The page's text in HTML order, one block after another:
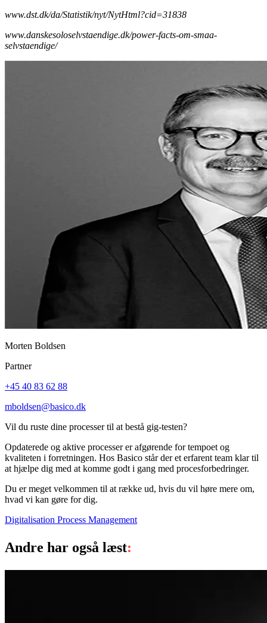
www.dst.dk/da/Statistik/nyt/NytHtml?cid=31838
www.danskesoloselvstaendige.dk/power-facts-om-smaa-
selvstaendige/
Morten Boldsen
Partner
+45 40 83 62 88
mboldsen@basico.dk
Vil du ruste dine processer til at bestå gig-testen?
Opdaterede og aktive processer er af­gørende for tempoet og
kvaliteten i forretningen. Hos Basico står der et erfarent team klar til
at hjælpe dig med at komme godt i gang med procesforbedringer.
Du er meget velkommen til at række ud, hvis du vil høre mere om,
hvad vi kan gøre for dig.
Digitalisation Process Management
Andre har også læst: